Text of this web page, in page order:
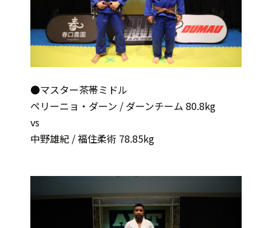
●マスター茶帯ミドル
ペリーニョ・ダーン / ダーンチーム 80.8kg
vs
中野雄紀 / 福住柔術 78.85kg